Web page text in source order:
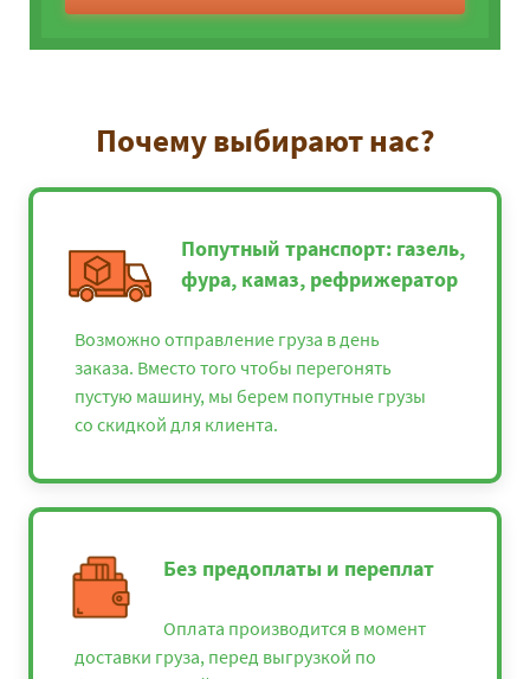
Почему выбирают нас?
Попутный транспорт: газель,
фура, камаз, рефрижератор
Возможно отправление груза в день
заказа. Вместо того чтобы перегонять
пустую машину, мы берем попутные грузы
со скидкой для клиента.
Без предоплаты и переплат
Оплата производится в момент
доставки груза, перед выгрузкой по